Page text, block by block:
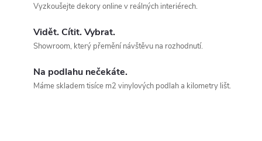
Vyzkoušejte dekory online v reálných interiérech.
Vidět. Cítit. Vybrat.
Showroom, který přemění návštěvu na rozhodnutí.
Na podlahu nečekáte.
Máme skladem tisíce m2 vinylových podlah a kilometry lišt.